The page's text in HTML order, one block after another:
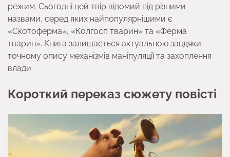
режим. Сьогодні цей твір відомий під різними
назвами, серед яких найпопулярнішими є
«Скотоферма», «Колгосп тварин» та «Ферма
тварин». Книга залишається актуальною завдяки
точному опису механізмів маніпуляції та захоплення
влади.
Короткий переказ сюжету повісті